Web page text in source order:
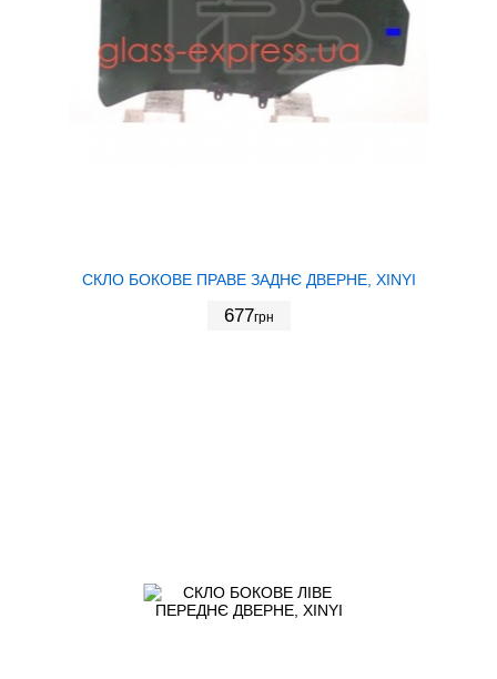
СКЛО БОКОВЕ ПРАВЕ ЗАДНЄ ДВЕРНЕ, XINYI
677грн